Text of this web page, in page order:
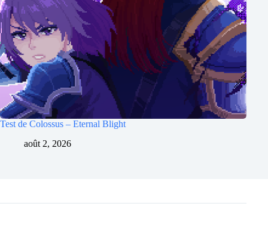
Test de Colossus – Eternal Blight
août 2, 2026